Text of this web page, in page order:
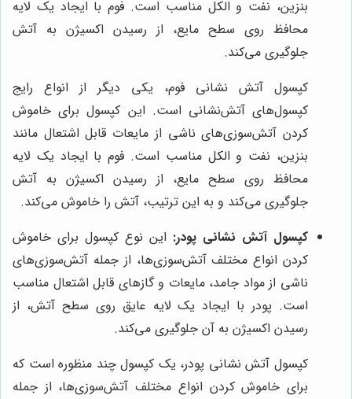
بنزین، نفت و الکل مناسب است. فوم با ایجاد یک لایه
محافظ روی سطح مایع، از رسیدن اکسیژن به آتش
جلوگیری می‌کند.
کپسول آتش نشانی فوم، یکی دیگر از انواع رایج
کپسول‌های آتش‌نشانی است. این کپسول برای خاموش
کردن آتش‌سوزی‌های ناشی از مایعات قابل اشتعال مانند
بنزین، نفت و الکل مناسب است. فوم با ایجاد یک لایه
محافظ روی سطح مایع، از رسیدن اکسیژن به آتش
جلوگیری می‌کند و به این ترتیب، آتش را خاموش می‌کند.
کپسول آتش نشانی پودر: این نوع کپسول برای خاموش
کردن انواع مختلف آتش‌سوزی‌ها، از جمله آتش‌سوزی‌های
ناشی از مواد جامد، مایعات و گازهای قابل اشتعال مناسب
است. پودر با ایجاد یک لایه عایق روی سطح آتش، از
رسیدن اکسیژن به آن جلوگیری می‌کند.
کپسول آتش نشانی پودر، یک کپسول چند منظوره است که
برای خاموش کردن انواع مختلف آتش‌سوزی‌ها، از جمله